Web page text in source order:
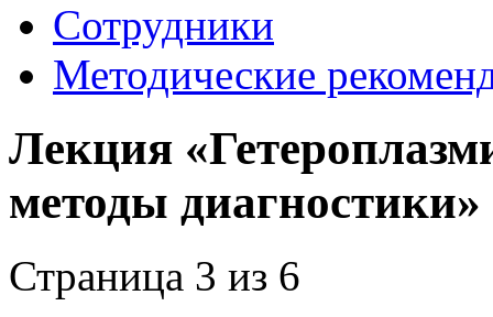
Сотрудники
Методические
Лекция
методы диагностики»
Страница 3 из 6